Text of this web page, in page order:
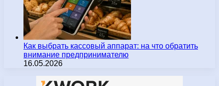
Как выбрать кассовый аппарат: на что обратить
внимание предпринимателю
16.05.2026